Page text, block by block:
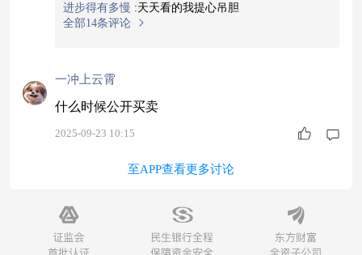
定的票
进步得有多慢 :天天看的我提心吊胆
全部14条评论
一冲上云霄
什么时候公开买卖
2025-09-23 10:15
至APP查看更多讨论